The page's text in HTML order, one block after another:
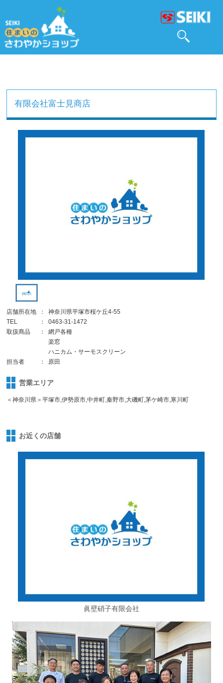
有限会社富士見商店
店舗所在地 ：
神奈川県平塚市桜ケ丘4-55
TEL
：
0463-31-1472
取扱商品
：
網戸各種
楽窓
ハニカム・サーモスクリーン
担当者
： 原田
営業エリア
＜神奈川県＞平塚市,伊勢原市,中井町,秦野市,大磯町,茅ケ崎市,寒川町
お近くの店舗
眞壁硝子有限会社